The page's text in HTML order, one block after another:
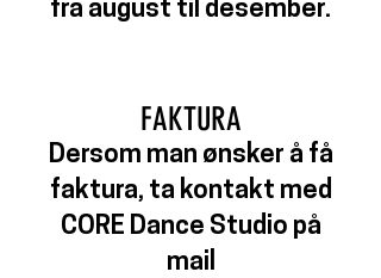
fra august til desember.
FAKTURA
Dersom man ønsker å få
faktura, ta kontakt med
CORE Dance Studio på
mail